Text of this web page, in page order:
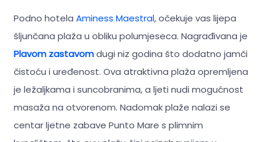
Podno hotela Aminess Maestral, očekuje vas lijepa
šljunčana plaža u obliku polumjeseca. Nagrađivana je
Plavom zastavomdugi niz godina što dodatno jamči
čistoću i uređenost. Ova atraktivna plaža opremljena
je ležaljkama i suncobranima, a ljeti nudi mogućnost
masaža na otvorenom. Nadomak plaže nalazi se
centar ljetne zabave Punto Mare s plimnim